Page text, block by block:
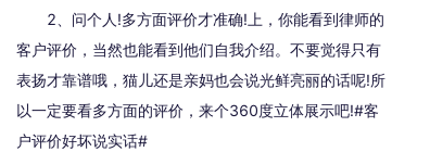
2、问个人!多方面评价才准确!上，你能看到律师的
客户评价，当然也能看到他们自我介绍。不要觉得只有
表扬才靠谱哦，猫儿还是亲妈也会说光鲜亮丽的话呢!所
以一定要看多方面的评价，来个360度立体展示吧!#客
户评价好坏说实话#